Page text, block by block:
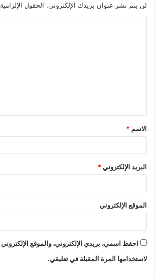
لن يتم نشر عنوان بريدك الإلكتروني. الحقول
ق
*
الاسم *
البريد الإلكتروني*
الموقع الإلكتروني
احفظ اسمي، بريدي الإلكتروني، والموقع
لاستخدامها المرة المقبلة في تعليقي.